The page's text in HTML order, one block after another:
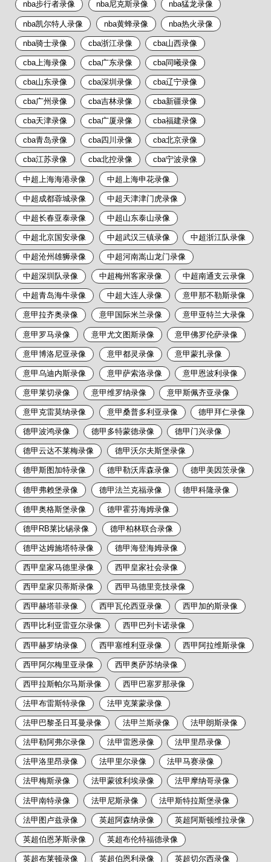
nba步行者录像 nba尼克斯录像 nba猛龙录像
nba凯尔特人录像 nba黄蜂录像 nba热火录像
nba骑士录像 cba浙江录像 cba山西录像
cba上海录像 cba广东录像 cba同曦录像
cba山东录像 cba深圳录像 cba辽宁录像
cba广州录像 cba吉林录像 cba新疆录像
cba天津录像 cba广厦录像 cba福建录像
cba青岛录像 cba四川录像 cba北京录像
cba江苏录像 cba北控录像 cba宁波录像
中超上海海港录像 中超上海申花录像
中超成都蓉城录像 中超天津津门虎录像
中超长春亚泰录像 中超山东泰山录像
中超北京国安录像 中超武汉三镇录像 中超浙江队录像
中超沧州雄狮录像 中超河南嵩山龙门录像
中超深圳队录像 中超梅州客家录像 中超南通支云录像
中超青岛海牛录像 中超大连人录像 意甲那不勒斯录像
意甲拉齐奥录像 意甲国际米兰录像 意甲亚特兰大录像
意甲罗马录像 意甲尤文图斯录像 意甲佛罗伦萨录像
意甲博洛尼亚录像 意甲都灵录像 意甲蒙扎录像
意甲乌迪内斯录像 意甲萨索洛录像 意甲恩波利录像
意甲莱切录像 意甲维罗纳录像 意甲斯佩齐亚录像
意甲克雷莫纳录像 意甲桑普多利亚录像 德甲拜仁录像
德甲波鸿录像 德甲多特蒙德录像 德甲门兴录像
德甲云达不莱梅录像 德甲沃尔夫斯堡录像
德甲斯图加特录像 德甲勒沃库森录像 德甲美因茨录像
德甲弗赖堡录像 德甲法兰克福录像 德甲科隆录像
德甲奥格斯堡录像 德甲霍芬海姆录像
德甲RB莱比锡录像 德甲柏林联合录像
德甲达姆施塔特录像 德甲海登海姆录像
西甲皇家马德里录像 西甲皇家社会录像
西甲皇家贝蒂斯录像 西甲马德里竞技录像
西甲赫塔菲录像 西甲瓦伦西亚录像 西甲加的斯录像
西甲比利亚雷亚尔录像 西甲巴列卡诺录像
西甲赫罗纳录像 西甲塞维利亚录像 西甲阿拉维斯录像
西甲阿尔梅里亚录像 西甲奥萨苏纳录像
西甲拉斯帕尔马斯录像 西甲巴塞罗那录像
法甲布雷斯特录像 法甲克莱蒙录像
法甲巴黎圣日耳曼录像 法甲兰斯录像 法甲朗斯录像
法甲勒阿弗尔录像 法甲雷恩录像 法甲里昂录像
法甲洛里昂录像 法甲里尔录像 法甲马赛录像
法甲梅斯录像 法甲蒙彼利埃录像 法甲摩纳哥录像
法甲南特录像 法甲尼斯录像 法甲斯特拉斯堡录像
法甲图卢兹录像 英超阿森纳录像 英超阿斯顿维拉录像
英超伯恩茅斯录像 英超布伦特福德录像
英超布莱顿录像 英超伯恩利录像 英超切尔西录像